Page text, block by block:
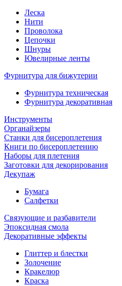
Леска
Нити
Проволока
Цепочки
Шнуры
Ювелирные ленты
Фурнитура для бижутерии
Фурнитура техническая
Фурнитура декоративная
Инструменты
Органайзеры
Станки для бисероплетения
Книги по бисероплетению
Наборы для плетения
Заготовки для декорирования
Декупаж
Бумага
Салфетки
Связующие и разбавители
Эпоксидная смола
Декоративные эффекты
Глиттер и блестки
Золочение
Кракелюр
Краска